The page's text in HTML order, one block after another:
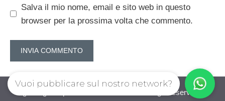
Salva il mio nome, email e sito web in questo
browser per la prossima volta che commento.
guadagnorisparmiando.com © 2026. All right reserverd.
Vuoi pubblicare sul nostro network?